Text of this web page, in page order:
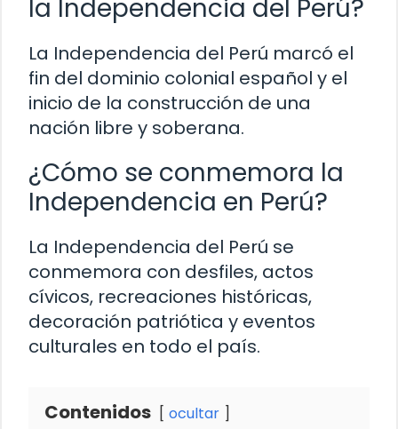
la Independencia del Perú?
La Independencia del Perú marcó el
fin del dominio colonial español y el
inicio de la construcción de una
nación libre y soberana.
¿Cómo se conmemora la
Independencia en Perú?
La Independencia del Perú se
conmemora con desfiles, actos
cívicos, recreaciones históricas,
decoración patriótica y eventos
culturales en todo el país.
Contenidos ocultar